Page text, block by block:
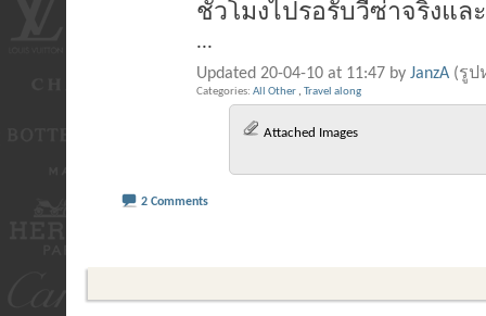
ชั่วโมงไปรอรับวีซ่าจริงแล
...
Updated 20-04-10 at 11:47 by JanzA (รูป
Categories All Other, Travel along
Attached Images
2 Comments